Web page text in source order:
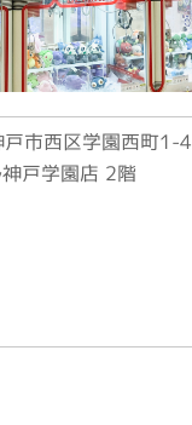
市西区学園西町1-4
戸学園店 2階